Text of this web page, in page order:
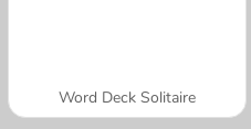
Word Deck Solitaire